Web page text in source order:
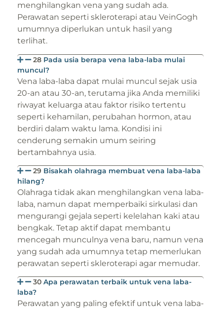
menghilangkan vena yang sudah ada.
Perawatan seperti skleroterapi atau VeinGogh
umumnya diperlukan untuk hasil yang
terlihat.
28 Pada usia berapa vena laba-laba mulai
muncul?
Vena laba-laba dapat mulai muncul sejak usia
20-an atau 30-an, terutama jika Anda memiliki
riwayat keluarga atau faktor risiko tertentu
seperti kehamilan, perubahan hormon, atau
berdiri dalam waktu lama. Kondisi ini
cenderung semakin umum seiring
bertambahnya usia.
29 Bisakah olahraga membuat vena laba-laba
hilang?
Olahraga tidak akan menghilangkan vena laba-
laba, namun dapat memperbaiki sirkulasi dan
mengurangi gejala seperti kelelahan kaki atau
bengkak. Tetap aktif dapat membantu
mencegah munculnya vena baru, namun vena
yang sudah ada umumnya tetap memerlukan
perawatan seperti skleroterapi agar memudar.
30 Apa perawatan terbaik untuk vena laba-
laba?
Perawatan yang paling efektif untuk vena laba-